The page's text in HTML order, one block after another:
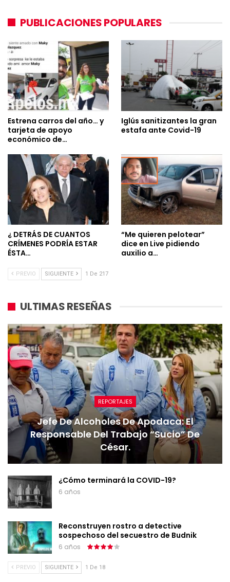
PUBLICACIONES POPULARES
Estrena carros del año… y
tarjeta de apoyo
económico de…
Iglús sanitizantes la gran
estafa ante Covid-19
¿ DETRÁS DE CUANTOS
CRÍMENES PODRÍA ESTAR
ÉSTA…
“Me quieren pelotear”
dice en Live pidiendo
auxilio a…
PREVIO SIGUIENTE 1 De 217
ULTIMAS RESEÑAS
REPORTAJES
Jefe De Alcoholes De Apodaca: El
Responsable Del Trabajo “sucio” De
César.
¿Cómo terminará la COVID-19?
6 años
Reconstruyen rostro a detective
sospechoso del secuestro de Budnik
6 años
PREVIO SIGUIENTE 1 De 18